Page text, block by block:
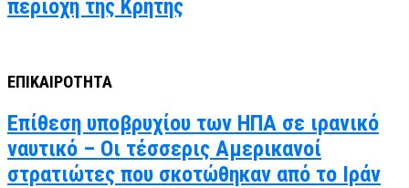
περιοχή της Κρήτης
ΕΠΙΚΑΙΡΟΤΗΤΑ
Επίθεση υποβρυχίου των ΗΠΑ σε ιρανικό
ναυτικό – Οι τέσσερις Αμερικανοί
στρατιώτες που σκοτώθηκαν από το Ιράν